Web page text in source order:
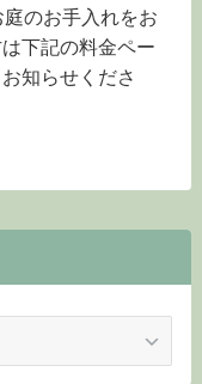
のお手入れをお
下記の料金ペー
知らせくださ